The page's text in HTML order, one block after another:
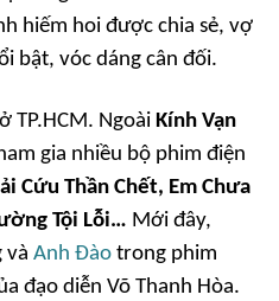
hiếm hoi được chia sẻ, vợ
bật, vóc dáng cân đối.
TP.HCM. Ngoài Kính Vạn
gia nhiều bộ phim điện
Cứu Thần Chết, Em Chưa
Tội Lỗi… Mới đây,
và Anh Đào trong phim
đạo diễn Võ Thanh Hòa.